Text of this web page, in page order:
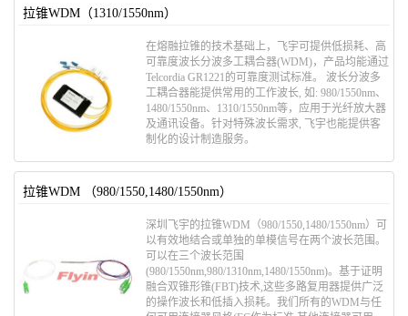
拉锥WDM（1310/1550nm）
在熔融拉锥的技术基础上，飞宇可提供低损耗、高
可靠度波长分波多工耦合器(WDM)，产品均能通过
Telcordia GR1221的可靠度测试标准。 波长分波多
工耦合器能提供常用的工作波长, 如: 980/1550nm、
1480/1550nm、1310/1550nm等，应用于光纤放大器
及通讯设备。针对特殊波长需求, 飞宇也能提供客
制化的设计制造服务。
拉锥WDM （980/1550,1480/1550nm）
深圳飞宇的拉锥WDM（980/1550,1480/1550nm）可
以有效地结合或单独的单模信号在两个波长范围。
可以在三个波长范围
(980/1550nm,980/1310nm,1480/1550nm)。基于证明
融合双锥形锥(FBT)技术,这些多路复用器提供广泛
的操作波长和低插入损耗。我们所有的WDM与任